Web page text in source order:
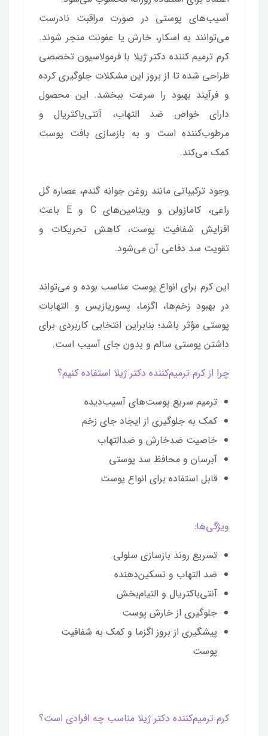
آسیب‌های پوستی در صورت مراقبت نادرست
می‌توانند به اسکار، خارش یا عفونت منجر شوند.
کرم ترمیم کننده دکتر ژیلا با فرمولاسیون تخصصی
طراحی شده تا از بروز این مشکلات جلوگیری کرده
و فرآیند بهبود را سرعت ببخشد. این محصول
دارای خواص ضد التهاب، آنتی‌باکتریال و
مرطوب‌کننده است و به بازسازی بافت پوست
کمک می‌کند.
وجود ترکیباتی مانند روغن جوانه گندم، عصاره گل
راعی، کامازولن و ویتامین‌های C و E باعث
افزایش شفافیت پوست، کاهش تحریکات و
تقویت سد دفاعی آن می‌شود.
این کرم برای انواع پوست مناسب بوده و می‌تواند
در بهبود زخم‌ها، اگزما، پسوریازیس و التهابات
پوستی مؤثر باشد؛ بنابراین انتخابی کاربردی برای
داشتن پوستی سالم و بدون جای آسیب است.
چرا از کرم ترمیم‌کننده دکتر ژیلا استفاده کنیم؟
ترمیم سریع پوست‌های آسیب‌دیده
کمک به جلوگیری از ایجاد جای زخم
خاصیت ضدخارش و ضدالتهاب
آبرسان و محافظ سد پوستی
قابل استفاده برای انواع پوست
ویژگی‌ها:
تسریع روند بازسازی سلولی
ضد التهاب و تسکین‌دهنده
آنتی‌باکتریال و التیام‌بخش
جلوگیری از خارش پوست
پیشگیری از بروز اگزما و کمک به شفافیت
پوست
کرم ترمیم‌کننده دکتر ژیلا مناسب چه افرادی است؟